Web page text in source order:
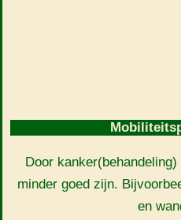
Door
minder goed zijn.
en